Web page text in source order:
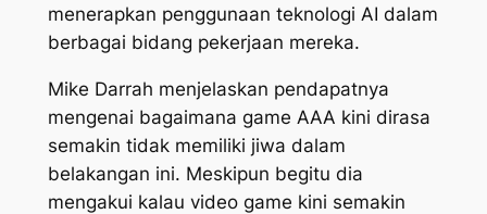
menerapkan penggunaan teknologi AI dalam
berbagai bidang pekerjaan mereka.
Mike Darrah menjelaskan pendapatnya
mengenai bagaimana game AAA kini dirasa
semakin tidak memiliki jiwa dalam
belakangan ini. Meskipun begitu dia
mengakui kalau video game kini semakin